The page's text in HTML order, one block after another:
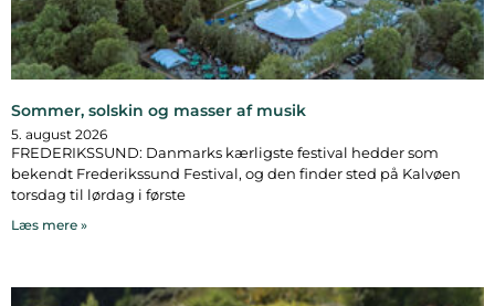
Sommer, solskin og masser af musik
5. august 2026
FREDERIKSSUND: Danmarks kærligste festival hedder som
bekendt Frederikssund Festival, og den finder sted på Kalvøen
torsdag til lørdag i første
Læs mere »